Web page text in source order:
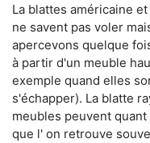
La blattes américaine
ne savent pas voler
apercevons quelque
à partir d'un meuble
exemple quand elles
s'échapper). La blatte
meubles peuvent
que l' on retrouve